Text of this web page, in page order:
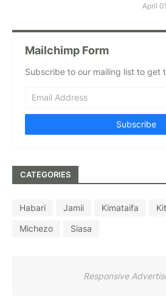
April
Mailchimp Form
Subscribe to our mailing list to get
CATEGORIES
Habari Jamii Kimataifa
Michezo
Siasa
Responsive